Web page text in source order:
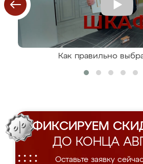
Как правильно
ФИКСИРУЕМ
ДО КОНЦА
Оставьте заявку